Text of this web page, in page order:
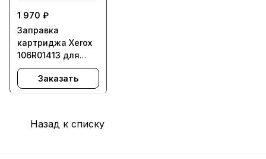
1 970 ₽
Заправка
картриджа Xerox
106R01413 для
WorkCentre 5222,
5225, 5230 - с
Заказать
Назад к списку